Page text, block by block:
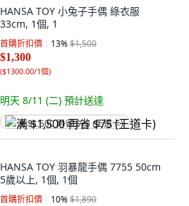
HANSA TOY 小兔子手偶 綠衣服
33cm, 1個, 1
首購折扣價 13%$1,500
$1,300
($1300.00/1個)
明天 8/11 (二) 預計送達
满 $1,500 再省 $75 (王道卡)
HANSA TOY 羽暴龍手偶 7755 50cm
5歲以上, 1個, 1個
首購折扣價 10%$1,890